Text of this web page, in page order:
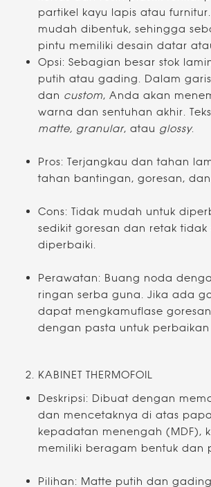
partikel kayu lapis atau
mudah dibentuk, sehingga
pintu memiliki desain datar
Opsi: Sebagian besar stok
putih atau gading. Dalam garis
dan custom, Anda akan
warna dan sentuhan akhir.
matte, granular, atau glossy.
Pros: Terjangkau dan tahan
tahan bantingan, goresan,
Cons: Tidak mudah untuk
sedikit goresan dan retak
diperbaiki.
Perawatan: Buang noda
ringan serba guna. Jika ada
dapat mengkamuflase
dengan pasta untuk perbaikan
KABINET THERMOFOIL
Deskripsi: Dibuat dengan
dan mencetaknya di atas
kepadatan menengah (MDF),
memiliki beragam bentuk dan
Pilihan: Matte putih dan